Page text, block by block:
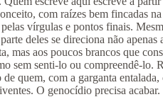
com raízes bem fincadas
vírgulas e pontos finais.
deles se direciona não apenas
mas aos poucos brancos que
sem senti-lo ou compreendê-lo.
de quem, com a garganta
O genocídio precisa acabar.